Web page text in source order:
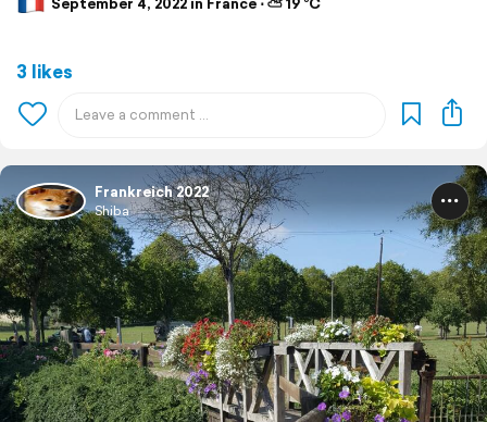
3 likes
Frankreich 2022
Shiba